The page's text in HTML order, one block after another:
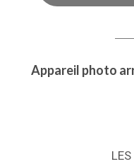
Appareil photo